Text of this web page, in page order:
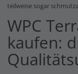
teilweise sogar
WPC
kaufen: